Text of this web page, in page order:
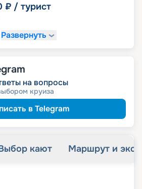
₽ / турист
Развернуть
на вопросы
круиза
в Telegram
кают Маршрут и